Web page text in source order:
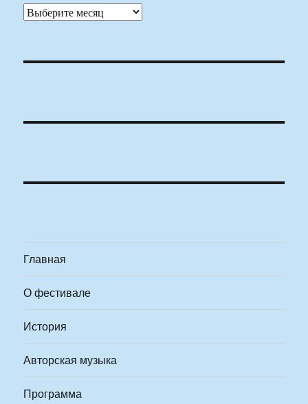
Архивы
Главная
О фестивале
История
Авторская музыка
Программа